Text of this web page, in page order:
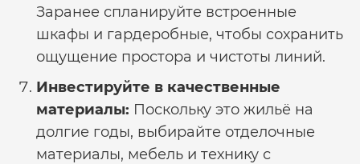
Заранее спланируйте встроенные
шкафы и гардеробные, чтобы сохранить
ощущение простора и чистоты линий.
Инвестируйте в качественные
материалы: Поскольку это жильё на
долгие годы, выбирайте отделочные
материалы, мебель и технику с